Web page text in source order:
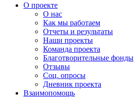
О проекте
О нас
Как мы работаем
Отчеты и результаты
Наши проекты
Команда проекта
Благотворительные фонды
Отзывы
Соц. опросы
Дневник проекта
Взаимопомощь